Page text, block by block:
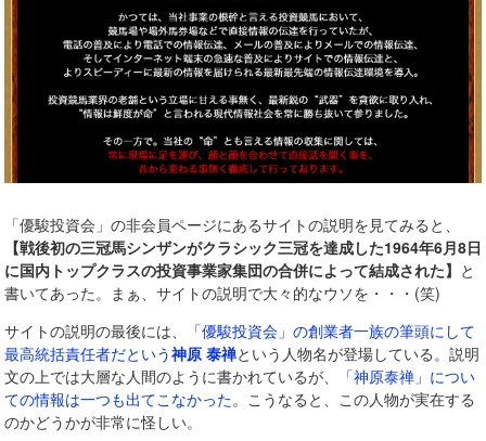
「優駿投資会」の非会員ページにあるサイトの説明を見てみると、
【戦後初の三冠馬シンザンがクラシック三冠を達成した1964年6月8日
に国内トップクラスの投資事業家集団の合併によって結成された】 と
書いてあった。まぁ、サイトの説明で大々的なウソを・・・(笑)
サイトの説明の最後には、
「優駿投資会」の創業者一族の筆頭にして
最高統括責任者だという神原 泰禅という人物名が登場している。説明
文の上では大層な人間のように書かれているが、
「神原泰禅」につい
ての情報は一つも出てこなかった。こうなると、この人物が実在する
のかどうかが非常に怪しい。